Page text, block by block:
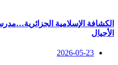
الكشافة الإسلامية
الأجيال
2026-05-23